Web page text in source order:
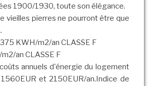
1900/1930, toute son élégance.
vieilles pierres ne pourront être que
KWH/m2/an CLASSE F
an CLASSE F
annuels d'énergie du logement
et 2150EUR/an.Indice de